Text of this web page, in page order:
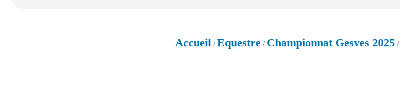
Accueil /Equestre/ Championnat Gesves 2025/